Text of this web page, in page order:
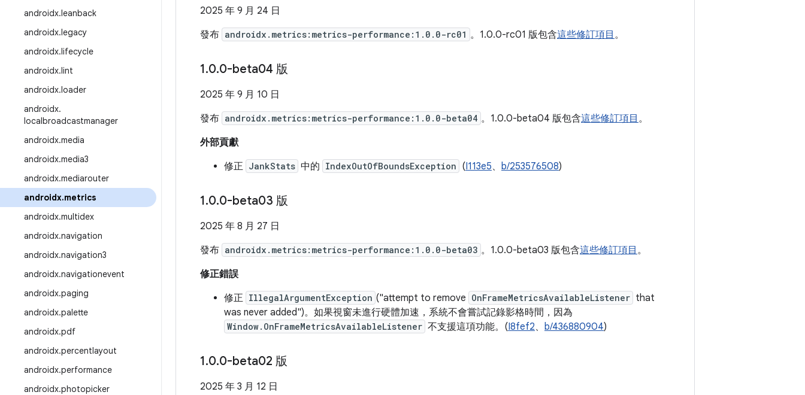
androidx.leanback
androidx.legacy
androidx.lifecycle
androidx.lint
androidx.loader
androidx.
localbroadcastmanager
androidx.media
androidx.media3
androidx.mediarouter
androidx.metrics
androidx.multidex
androidx.navigation
androidx.navigation3
androidx.navigationevent
androidx.paging
androidx.palette
androidx.pdf
androidx.percentlayout
androidx.performance
androidx.photopicker
2025 年 9 月 24 日
發布 androidx.metrics:metrics-performance:1.0.0-rc01 。1.0.0-rc01 版包含這些修訂項目 。
1.0.0-beta04 版
2025 年 9 月 10 日
發布 androidx.metrics:metrics-performance:1.0.0-beta04 。1.0.0-beta04 版包含這些修訂項目 。
外部貢獻
修正 JankStats 中的 IndexOutOfBoundsException (I113e5、 b/253576508)
1.0.0-beta03 版
2025 年 8 月 27 日
發布 androidx.metrics:metrics-performance:1.0.0-beta03 。1.0.0-beta03 版包含這些修訂項目 。
修正錯誤
修正 IllegalArgumentException ("attempt to remove OnFrameMetricsAvailableListener that
was never added")。如果視窗未進行硬體加速，系統不會嘗試記錄影格時間，因為
Window.OnFrameMetricsAvailableListener 不支援這項功能。(I8fef2、 b/436880904)
1.0.0-beta02 版
2025 年 3 月 12 日